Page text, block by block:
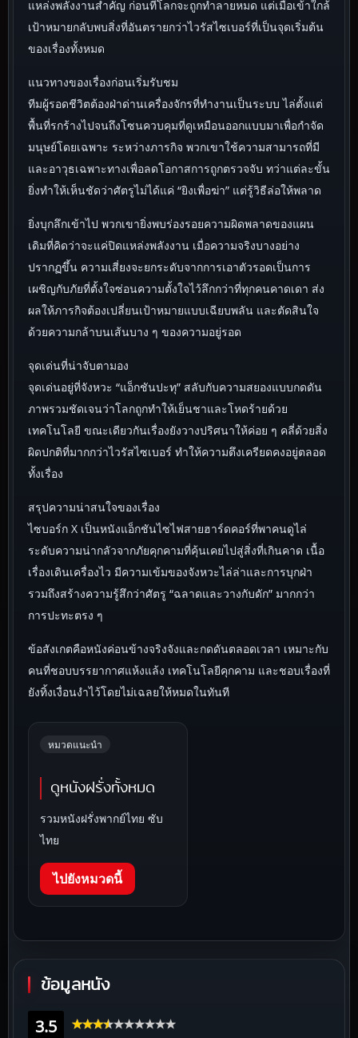
แหล่งพลังงานสำคัญ ก่อนที่โลกจะถูกทำลายหมด แต่เมื่อเข้าใกล้
เป้าหมายกลับพบสิ่งที่อันตรายกว่าไวรัสไซเบอร์ที่เป็นจุดเริ่มต้น
ของเรื่องทั้งหมด
แนวทางของเรื่องก่อนเริ่มรับชม
ทีมผู้รอดชีวิตต้องฝ่าด่านเครื่องจักรที่ทำงานเป็นระบบ ไล่ตั้งแต่
พื้นที่รกร้างไปจนถึงโซนควบคุมที่ดูเหมือนออกแบบมาเพื่อกำจัด
มนุษย์โดยเฉพาะ ระหว่างภารกิจ พวกเขาใช้ความสามารถที่มี
และอาวุธเฉพาะทางเพื่อลดโอกาสการถูกตรวจจับ ทว่าแต่ละขั้น
ยิ่งทำให้เห็นชัดว่าศัตรูไม่ได้แค่ “ยิงเพื่อฆ่า” แต่รู้วิธีล่อให้พลาด
ยิ่งบุกลึกเข้าไป พวกเขายิ่งพบร่องรอยความผิดพลาดของแผน
เดิมที่คิดว่าจะแค่ปิดแหล่งพลังงาน เมื่อความจริงบางอย่าง
ปรากฏขึ้น ความเสี่ยงจะยกระดับจากการเอาตัวรอดเป็นการ
เผชิญกับภัยที่ตั้งใจซ่อนความตั้งใจไว้ลึกกว่าที่ทุกคนคาดเดา ส่ง
ผลให้ภารกิจต้องเปลี่ยนเป้าหมายแบบเฉียบพลัน และตัดสินใจ
ด้วยความกล้าบนเส้นบาง ๆ ของความอยู่รอด
จุดเด่นที่น่าจับตามอง
จุดเด่นอยู่ที่จังหวะ “แอ็กชันปะทุ” สลับกับความสยองแบบกดดัน
ภาพรวมชัดเจนว่าโลกถูกทำให้เย็นชาและโหดร้ายด้วย
เทคโนโลยี ขณะเดียวกันเรื่องยังวางปริศนาให้ค่อย ๆ คลี่ด้วยสิ่ง
ผิดปกติที่มากกว่าไวรัสไซเบอร์ ทำให้ความตึงเครียดคงอยู่ตลอด
ทั้งเรื่อง
สรุปความน่าสนใจของเรื่อง
ไซบอร์ก X เป็นหนังแอ็กชันไซไฟสายฮาร์ดคอร์ที่พาคนดูไล่
ระดับความน่ากลัวจากภัยคุกคามที่คุ้นเคยไปสู่สิ่งที่เกินคาด เนื้อ
เรื่องเดินเครื่องไว มีความเข้มของจังหวะไล่ล่าและการบุกฝ่า
รวมถึงสร้างความรู้สึกว่าศัตรู “ฉลาดและวางกับดัก” มากกว่า
การปะทะตรง ๆ
ข้อสังเกตคือหนังค่อนข้างจริงจังและกดดันตลอดเวลา เหมาะกับ
คนที่ชอบบรรยากาศแห้งแล้ง เทคโนโลยีคุกคาม และชอบเรื่องที่
ยังทิ้งเงื่อนงำไว้โดยไม่เฉลยให้หมดในทันที
หมวดแนะนำ
ดูหนังฝรั่งทั้งหมด
รวมหนังฝรั่งพากย์ไทย ซับ
ไทย
ไปยังหมวดนี้
ข้อมูลหนัง
3.5